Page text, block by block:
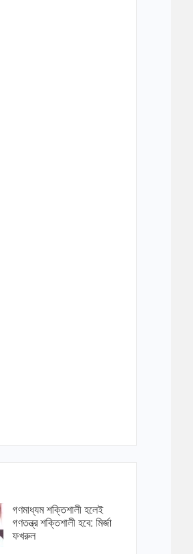
গণমাধ্যম শক্তিশালী হলেই
গণতন্ত্র শক্তিশালী হবে: মির্জা
ফখরুল